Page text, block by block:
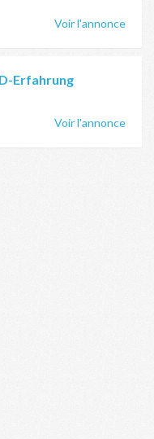
Voir l'annonce
Erfahrung
Voir l'annonce